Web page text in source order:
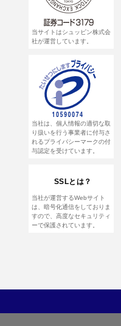
当サイトはシュッピン株式会
社が運営しています。
当社は、個人情報の適切な取
り扱いを行う事業者に付与さ
れるプライバシーマークの付
与認定を受けています。
SSLとは？
当社が運営するWebサイト
は、暗号化通信をしておりま
すので、高度なセキュリティ
ーで保護されています。